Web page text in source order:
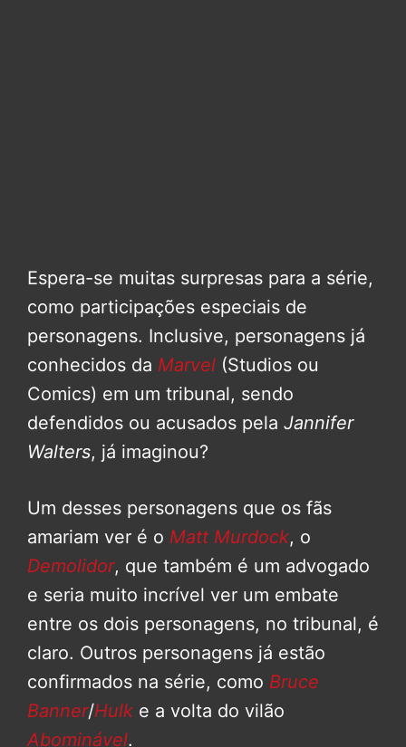
Espera-se muitas surpresas para a série,
como participações especiais de
personagens. Inclusive, personagens já
conhecidos da Marvel (Studios ou
Comics) em um tribunal, sendo
defendidos ou acusados pela Jannifer
Walters, já imaginou?
Um desses personagens que os fãs
amariam ver é o Matt Murdock, o
Demolidor, que também é um advogado
e seria muito incrível ver um embate
entre os dois personagens, no tribunal, é
claro. Outros personagens já estão
confirmados na série, como Bruce
Banner/Hulk e a volta do vilão
Abominável.